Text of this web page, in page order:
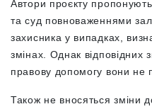
Автори проєкту
та суд повноваженнями
захисника у випадках,
змінах. Однак відповідних
правову допомогу вони не
Також не вносяться зміни